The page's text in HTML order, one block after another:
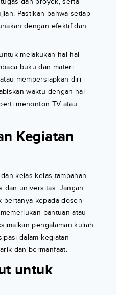
Pastikan bahwa setiap
dengan efektif dan
melakukan hal-hal
buku dan materi
mempersiapkan diri
waktu dengan hal-
menonton TV atau
Kegiatan
kelas-kelas tambahan
dan universitas. Jangan
bertanya kepada dosen
bantuan atau
pengalaman kuliah
dalam kegiatan-
dan bermanfaat.
untuk